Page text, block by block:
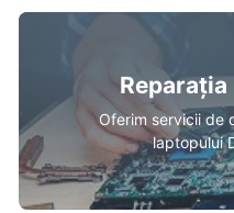
Oferim servicii de
laptopului